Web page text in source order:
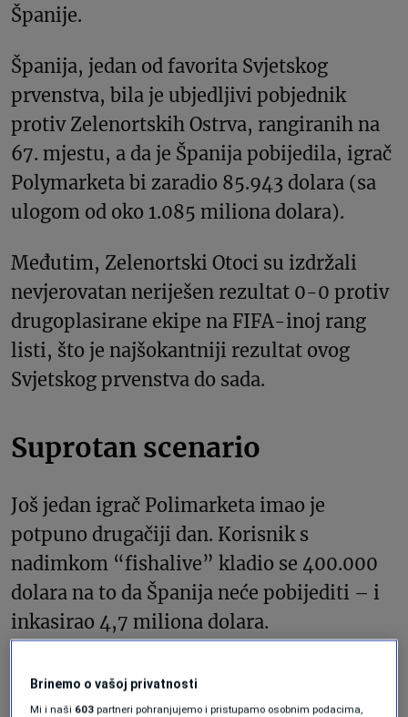
Španije.
Španija, jedan od favorita Svjetskog
prvenstva, bila je ubjedljivi pobjednik
protiv Zelenortskih Ostrva, rangiranih na
67. mjestu, a da je Španija pobijedila, igrač
Polymarketa bi zaradio 85.943 dolara (sa
ulogom od oko 1.085 miliona dolara).
Međutim, Zelenortski Otoci su izdržali
nevjerovatan neriješen rezultat 0-0 protiv
drugoplasirane ekipe na FIFA-inoj rang
listi, što je najšokantniji rezultat ovog
Svjetskog prvenstva do sada.
Suprotan scenario
Još jedan igrač Polimarketa imao je
potpuno drugačiji dan. Korisnik s
nadimkom “fishalive” kladio se 400.000
dolara na to da Španija neće pobijediti – i
inkasirao 4,7 miliona dolara.
Veliki broj:
Brinemo o vašoj privatnosti
Mi i naši 603 partneri pohranjujemo i pristupamo osobnim podacima,